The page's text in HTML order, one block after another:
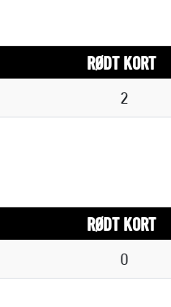
RØDT KORT
2
RØDT KORT
0